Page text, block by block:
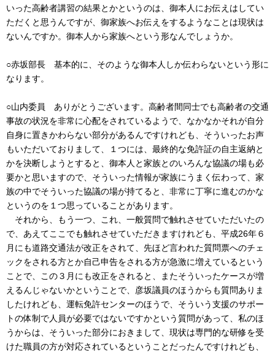
いった高齢者講習の結果とかというのは、御本人にお伝えはしてい
ただくと思うんですが、御家族へお伝えをするようなことは現状は
ないんですか。御本人から家族へという形なんでしょうか。
○赤坂部長 基本的に、そのような御本人しか伝わらないという形に
なります。
○山内委員 ありがとうございます。高齢者間同士でも高齢者の交通
事故の状況を非常に心配をされているようで、なかなかそれが自分
自身に置きかわらない部分があるんですけれども、そういったお声
もいただいておりまして、１つには、最終的な免許証の自主返納と
かを決断しようとすると、御本人と家族とのいろんな協議の場も必
要かと思いますので、そういった情報が家族にうまく伝わって、家
族の中でそういった協議の場が持てると、非常に丁寧に進むのかな
というのを１つ思っていることがあります。
それから、もう一つ、これ、一般質問で触れさせていただいたの
で、あえてここでも触れさせていただきますけれども、平成26年６
月にも道路交通法が改正をされて、先ほど言われた質問票へのチェ
ックをされる方とか自己申告をされる方が急激に増えているという
ことで、この３月にも改正をされると、またそういったケースが増
えるんじゃないかということで、彦坂議員のほうからも質問ありま
したけれども、運転免許センターのほうで、そういう支援のサポー
トの体制で人員が必要ではないですかという質問があって、私のほ
うからは、そういった部分におきまして、現状は専門的な研修を受
けた職員の方が対応されているということだったんですけれども、